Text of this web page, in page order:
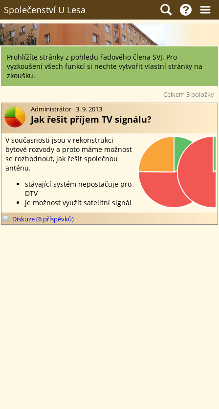
Společenství U Lesa
Prohlížíte stránky z pohledu řadového člena SVJ. Pro
vyzkoušení všech funkcí si nechte vytvořit vlastní stránky na
zkoušku.
Celkem 3 položky
Administrátor 3. 9. 2013
Jak řešit příjem TV signálu?
Diskuze (6 příspěvků)